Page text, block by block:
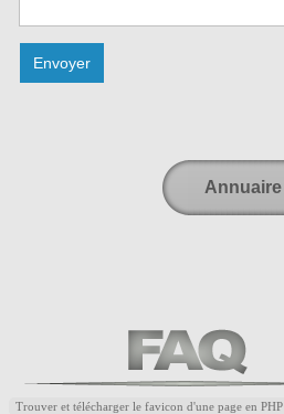
Annuaire
Trouver et télécharger le favicon d'une page en PHP